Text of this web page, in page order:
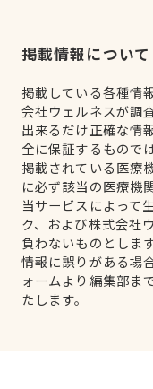
掲載情報について
掲載している各種情
会社ウェルネスが調
出来るだけ正確な情
全に保証するもので
掲載されている医療
に必ず該当の医療機
当サービスによって
ク、および株式会社
負わないものとします
情報に誤りがある場
ォームより編集部ま
たします。